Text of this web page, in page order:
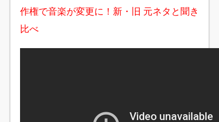
作権で音楽が変更に！新・旧 元ネタと聞き
比べ